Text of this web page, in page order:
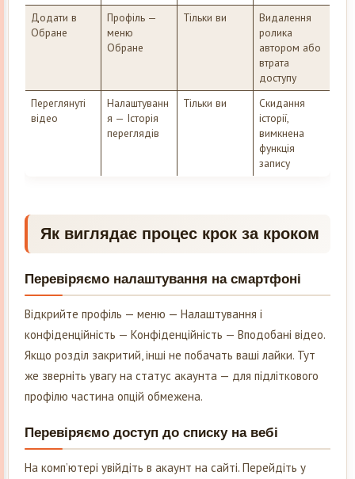
Додати в
Обране
Профіль —
меню
Обране
Тільки ви
Видалення
ролика
автором або
втрата
доступу
Переглянуті
відео
Налаштуванн
я — Історія
переглядів
Тільки ви
Скидання
історії,
вимкнена
функція
запису
Як виглядає процес крок за кроком
Перевіряємо налаштування на смартфоні
Відкрийте профіль — меню — Налаштування і
конфіденційність — Конфіденційність — Вподобані відео.
Якщо розділ закритий, інші не побачать ваші лайки. Тут
же зверніть увагу на статус акаунта — для підліткового
профілю частина опцій обмежена.
Перевіряємо доступ до списку на вебі
На комп’ютері увійдіть в акаунт на сайті. Перейдіть у